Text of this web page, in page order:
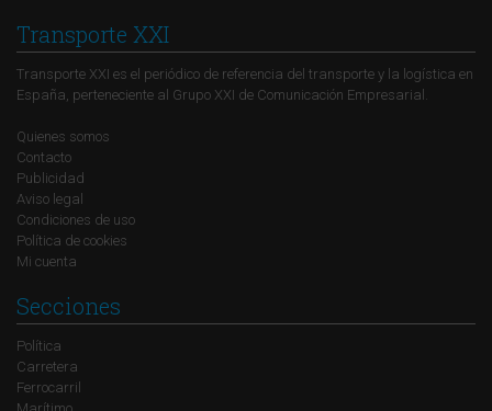
Transporte XXI
Transporte XXI es el periódico de referencia del transporte y la logística en
España, perteneciente al Grupo XXI de Comunicación Empresarial.
Quienes somos
Contacto
Publicidad
Aviso legal
Condiciones de uso
Política de cookies
Mi cuenta
Secciones
Política
Carretera
Ferrocarril